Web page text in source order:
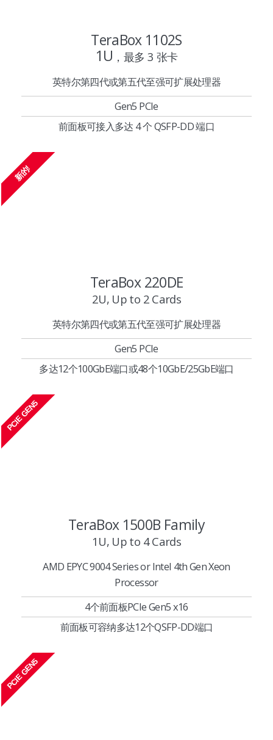
TeraBox 1102S
1U ，最多 3 张卡
英特尔第四代或第五代至强可扩展处理器
Gen5 PCIe
前面板可接入多达 4 个 QSFP-DD 端口
TeraBox 220DE
2U, Up to 2 Cards
英特尔第四代或第五代至强可扩展处理器
Gen5 PCIe
多达12个100GbE端口或48个10GbE/25GbE端口
新的!
TeraBox 1500B Family
1U, Up to 4 Cards
AMD EPYC 9004 Series or Intel 4th Gen Xeon
Processor
4个前面板PCIe Gen5 x16
前面板可容纳多达12个QSFP-DD端口
PCIE GEN5
PCIE GEN5